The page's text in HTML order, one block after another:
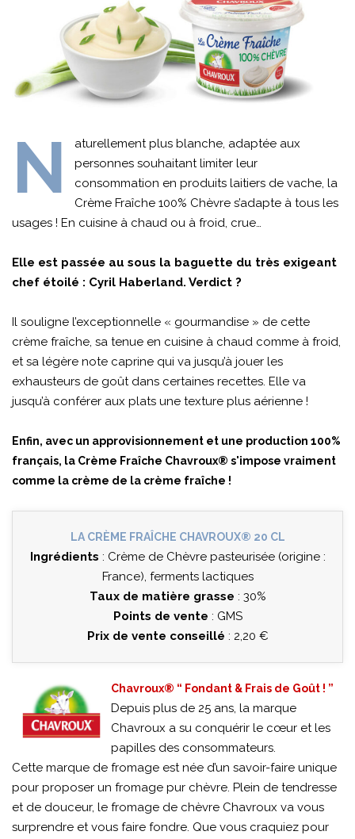
N
aturellement plus blanche, adaptée aux
personnes souhaitant limiter leur
consommation en produits laitiers de vache, la
Crème Fraîche 100% Chèvre s’adapte à tous les
usages ! En cuisine à chaud ou à froid, crue…
Elle est passée au sous la baguette du très exigeant
chef étoilé : Cyril Haberland. Verdict ?
Il souligne l’exceptionnelle « gourmandise » de cette
crème fraîche, sa tenue en cuisine à chaud comme à froid,
et sa légère note caprine qui va jusqu’à jouer les
exhausteurs de goût dans certaines recettes. Elle va
jusqu’à conférer aux plats une texture plus aérienne !
Enfin, avec un approvisionnement et une production 100%
français, la Crème Fraîche Chavroux® s'impose vraiment
comme la crème de la crème fraîche !
LA CRÈME FRAÎCHE CHAVROUX® 20 CL
Ingrédients : Crème de Chèvre pasteurisée (origine :
France), ferments lactiques
Taux de matière grasse : 30%
Points de vente : GMS
Prix de vente conseillé : 2,20 €
Chavroux® “ Fondant & Frais de Goût ! ”
Depuis plus de 25 ans, la marque
Chavroux a su conquérir le cœur et les
papilles des consommateurs.
Cette marque de fromage est née d’un savoir-faire unique
pour proposer un fromage pur chèvre. Plein de tendresse
et de douceur, le fromage de chèvre Chavroux va vous
surprendre et vous faire fondre. Que vous craquiez pour